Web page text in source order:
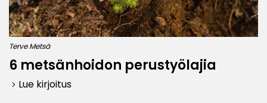
Terve Metsä
6 metsänhoidon perustyölajia
keyboard_arrow_right Lue kirjoitus